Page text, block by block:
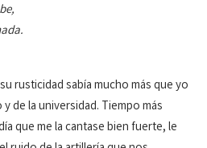
rusticidad sabía mucho más que yo
de la universidad. Tiempo más
que me la cantase bien fue­rte, le